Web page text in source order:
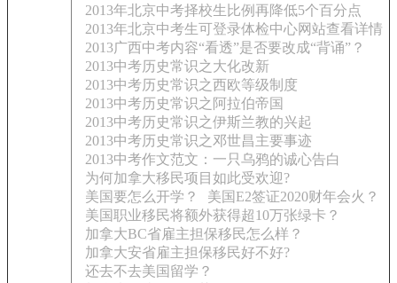
2013年北京中考择校生比例再降低5个百分点
2013年北京中考生可登录体检中心网站查看详情
2013广西中考内容“看透”是否要改成“背诵”？
2013中考历史常识之大化改新
2013中考历史常识之西欧等级制度
2013中考历史常识之阿拉伯帝国
2013中考历史常识之伊斯兰教的兴起
2013中考历史常识之邓世昌主要事迹
2013中考作文范文：一只乌鸦的诚心告白
为何加拿大移民项目如此受欢迎?
美国要怎么开学？
美国E2签证2020财年会火？
美国职业移民将额外获得超10万张绿卡？
加拿大BC省雇主担保移民怎么样？
加拿大安省雇主担保移民好不好?
还去不去美国留学？